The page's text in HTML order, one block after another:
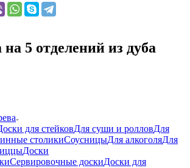
5 отделений из дуба
для стейковДля суши и ролловДля
столикиСоусницыДля алкоголяДля
Доски
Сервировочные доскиДоски для